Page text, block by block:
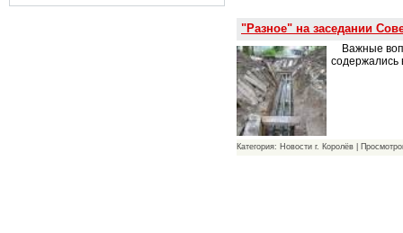
"Разное" на заседании
Важные
содержались
Категория: Новости г. Королёв |